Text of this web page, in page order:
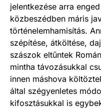
jelentkezése arra
közbeszédben máris
történelemhamisítás.
szépítése, átköltése,
szászok eltűntek
mintha távozásukkal
innen máshova
által szégyenletes
kifosztásukkal is